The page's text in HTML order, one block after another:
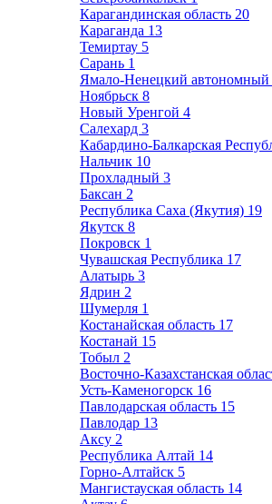
Карагандинская область 20
Караганда 13
Темиртау 5
Сарань 1
Ямало-Ненецкий автономный
Ноябрьск 8
Новый Уренгой 4
Салехард 3
Кабардино-Балкарская
Нальчик 10
Прохладный 3
Баксан 2
Республика Саха (Якутия) 19
Якутск 8
Покровск 1
Чувашская Республика 17
Алатырь 3
Ядрин 2
Шумерля 1
Костанайская область 17
Костанай 15
Тобыл 2
Восточно-Казахстанская
Усть-Каменогорск 16
Павлодарская область 15
Павлодар 13
Аксу 2
Республика Алтай 14
Горно-Алтайск 5
Мангистауская область 14